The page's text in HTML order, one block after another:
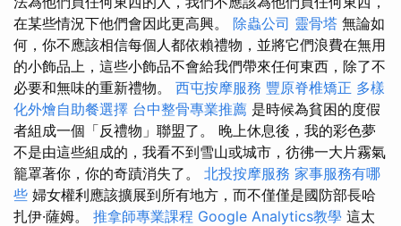
在某些情況下他們會因此更高興。 除蟲公司 靈骨塔 無論如
何，你不應該相信每個人都依賴禮物，並將它們浪費在無用
的小飾品上，這些小飾品不會給我們帶來任何東西，除了不
必要和無味的重新禮物。 西屯按摩服務 豐原脊椎矯正 多樣
化外燴自助餐選擇 台中整骨專業推薦 是時候為貧困的度假
者組成一個「反禮物」聯盟了。 晚上休息後，我的彩色夢
不是由這些組成的，我看不到雪山或城市，彷彿一大片霧氣
籠罩著你，你的奇蹟消失了。 北投按摩服務 家事服務有哪
些 婦女權利應該擴展到所有地方，而不僅僅是國防部長哈
扎伊·薩姆。 推拿師專業課程 Google Analytics教學 這太